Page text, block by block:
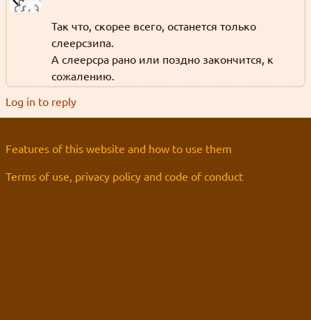
Так что, скорее всего, останется только
слеерсзипа.
А слеерсра рано или поздно закончится, к
сожалению.
Log in to reply
Features of this website and how to use them
Terms of use, privacy policy and code of conduct